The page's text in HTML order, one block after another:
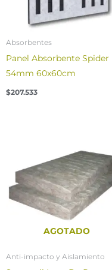
Absorbentes
Panel Absorbente Spider
54mm 60x60cm
$207.533
AGOTADO
Anti-impacto y Aislamiento
through
$40.699